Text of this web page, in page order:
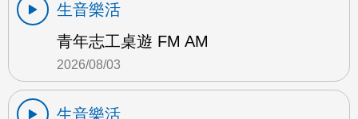
生音樂活
青年志工桌遊 FM AM
2026/08/03
生音樂活